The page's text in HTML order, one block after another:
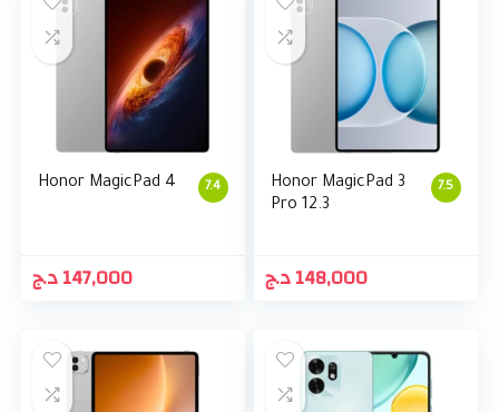
7.4
Honor MagicPad 4
147,000د.ج
7.5
Honor MagicPad 3
Pro 12.3
148,000د.ج